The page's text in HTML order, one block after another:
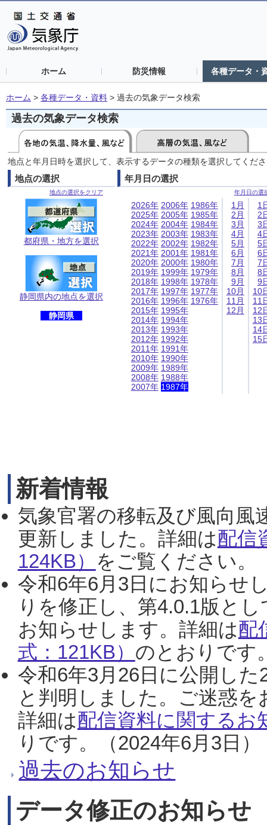
ホーム 防災情報 各種データ・
ホーム > 各種データ・資料 > 過去の気象データ検索
過去の気象データ検索
地点と年月日時を選択して、表示するデータの種類を選択してくだ
地点の選択
地点の選択をクリア
都府県・地方を選択
静岡県内の地点を選択
静岡県
年月日の選択
年月日の選
2026年
2025年
2024年
2023年
2022年
2021年
2020年
2019年
2018年
2017年
2016年
2015年
2014年
2013年
2012年
2011年
2010年
2009年
2008年
2007年
2006年
2005年
2004年
2003年
2002年
2001年
2000年
1999年
1998年
1997年
1996年
1995年
1994年
1993年
1992年
1991年
1990年
1989年
1988年
1987年
1986年
1985年
1984年
1983年
1982年
1981年
1980年
1979年
1978年
1977年
1976年
1月
2月
3月
4月
5月
6月
7月
8月
9月
10月
11月
12月
1
2
3
4
5
6
7
8
9
10
11
12
13
14
15
新着情報
気象官署の移転及び風向風
更新しました。詳細は配信
124KB） をご覧ください。
令和6年6月3日にお知らせ
りを修正し、第4.0.1版と
お知らせします。詳細は配
式：121KB） のとおりです
令和6年3月26日に公開し
と判明しました。ご迷惑
詳細は配信資料に関するお
りです。（2024年6月3日）
過去のお知らせ
データ修正のお知らせ